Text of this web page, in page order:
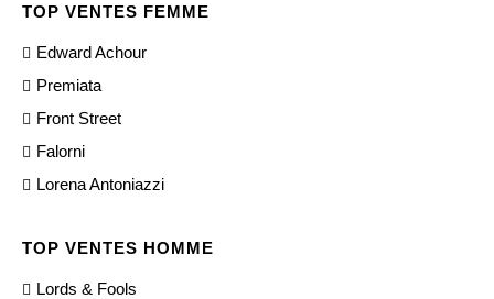
TOP VENTES FEMME
Edward Achour
Premiata
Front Street
Falorni
Lorena Antoniazzi
TOP VENTES HOMME
Lords & Fools